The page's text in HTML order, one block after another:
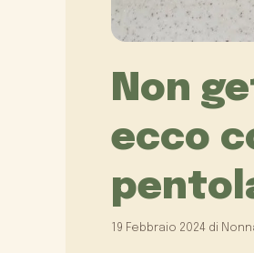
Non
ecco
19 Febbraio 2024 di